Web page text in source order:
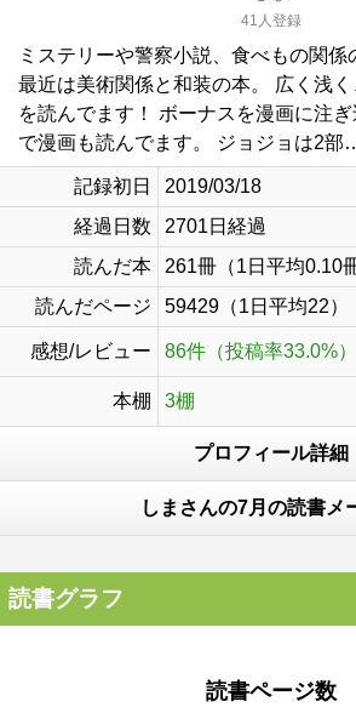
41人登録
ミステリーや警察小説、食べもの関係
最近は美術関係と和装の本。 広く浅
を読んでます！ ボーナスを漫画に注
で漫画も読んでます。 ジョジョは2部
記録初日
2019/03/18
経過日数
2701日経過
読んだ本
261冊（1日平均0.10
読んだページ
59429（1日平均22）
感想/レビュー 86件（投稿率33.0%）
本棚 3棚
プロフィール詳細
しまさんの7月の読書メ
読書グラフ
読書ページ数